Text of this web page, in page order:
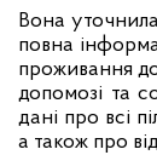
Вона
повна
проживання
допомозі та
дані про всі
а також про